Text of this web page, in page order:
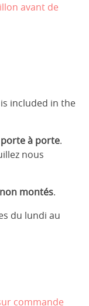
avant de
included in the
porte à porte.
nous
montés.
du lundi au
commande